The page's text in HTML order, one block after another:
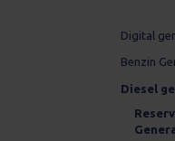
Digital
Benzin
Diesel